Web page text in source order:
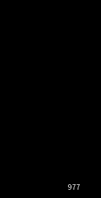
977